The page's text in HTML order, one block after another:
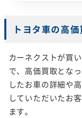
トヨタ車の高
カーネクストが買
で、高価買取とな
したお車の詳細や
していただいたお
ます。